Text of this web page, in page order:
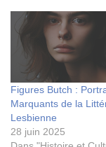
Figures Butch :
Marquants de la
Lesbienne
28 juin 2025